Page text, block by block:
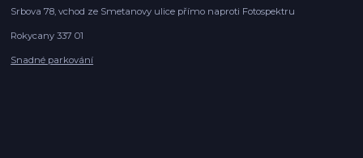
Srbova 78, vchod ze Smetanovy ulice přímo naproti Fotospektru
Rokycany 337 01
Snadné parkování